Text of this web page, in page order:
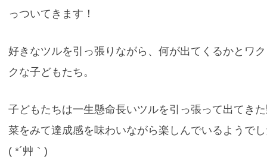
っついてきます！
好きなツルを引っ張りながら、何が出てくるかとワ
クな子どもたち。
子どもたちは一生懸命長いツルを引っ張って出てき
菜をみて達成感を味わいながら楽しんでいるようで
( *´艸｀)